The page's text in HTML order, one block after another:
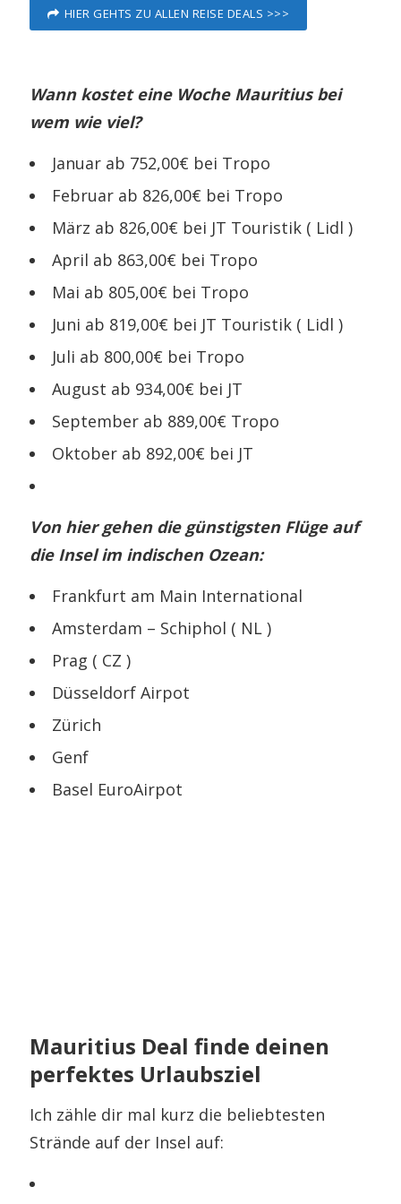
HIER GEHTS ZU ALLEN REISE DEALS >>>
Wann kostet eine Woche Mauritius bei
wem wie viel?
Januar ab 752,00€ bei Tropo
Februar ab 826,00€ bei Tropo
März ab 826,00€ bei JT Touristik ( Lidl )
April ab 863,00€ bei Tropo
Mai ab 805,00€ bei Tropo
Juni ab 819,00€ bei JT Touristik ( Lidl )
Juli ab 800,00€ bei Tropo
August ab 934,00€ bei JT
September ab 889,00€ Tropo
Oktober ab 892,00€ bei JT
Von hier gehen die günstigsten Flüge auf
die Insel im indischen Ozean:
Frankfurt am Main International
Amsterdam – Schiphol ( NL )
Prag ( CZ )
Düsseldorf Airpot
Zürich
Genf
Basel EuroAirpot
Mauritius Deal finde deinen
perfektes Urlaubsziel
Ich zähle dir mal kurz die beliebtesten
Strände auf der Insel auf: